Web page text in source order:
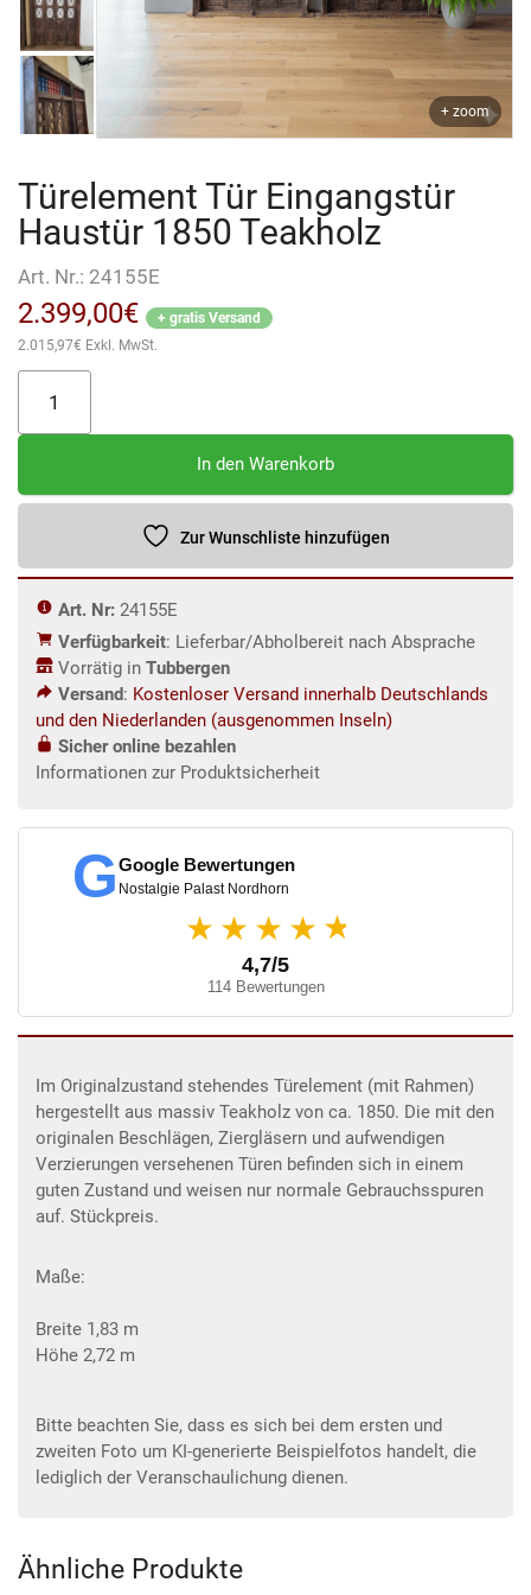
+ zoom
Türelement Tür Eingangstür
Haustür 1850 Teakholz
Art. Nr.: 24155E
2.399,00€
+ gratis Versand
2.015,97€ Exkl. MwSt.
Eingangstür
1850
Menge
In den Warenkorb
Zur Wunschliste hinzufügen
Art. Nr: 24155E
Verfügbarkeit: Lieferbar/Abholbereit nach Absprache
Vorrätig in Tubbergen
Versand: Kostenloser Versand innerhalb Deutschlands
und den Niederlanden (ausgenommen Inseln)
Sicher online bezahlen
Informationen zur Produktsicherheit
GGoogle Bewertungen
Nostalgie Palast Nordhorn
★★★★ ★
4,7/5
114 Bewertungen
Im Originalzustand stehendes Türelement (mit Rahmen)
hergestellt aus massiv Teakholz von ca. 1850. Die mit den
originalen Beschlägen, Ziergläsern und aufwendigen
Verzierungen versehenen Türen befinden sich in einem
guten Zustand und weisen nur normale Gebrauchsspuren
auf. Stückpreis.
Maße:
Breite 1,83 m
Höhe 2,72 m
Bitte beachten Sie, dass es sich bei dem ersten und
zweiten Foto um KI-generierte Beispielfotos handelt, die
lediglich der Veranschaulichung dienen.
Ähnliche Produkte